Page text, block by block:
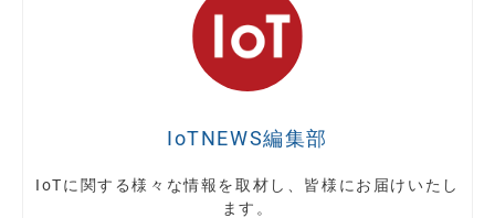
IoTNEWS編集部
IoTに関する様々な情報を取材し、皆様にお届けいたし
ます。